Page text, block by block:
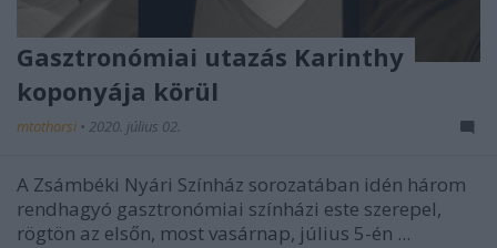
Gasztronómiai utazás Karinthy
koponyája körül
mtothorsi • 2020. július 02.
A Zsámbéki Nyári Színház sorozatában idén három
rendhagyó gasztronómiai színházi este szerepel,
rögtön az elsőn, most vasárnap, július 5-én ...